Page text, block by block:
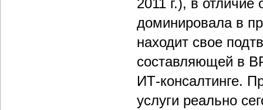
2011 г.), в отличие
доминировала в
находит свое
составляющей в
ИТ-консалтинге.
услуги реально